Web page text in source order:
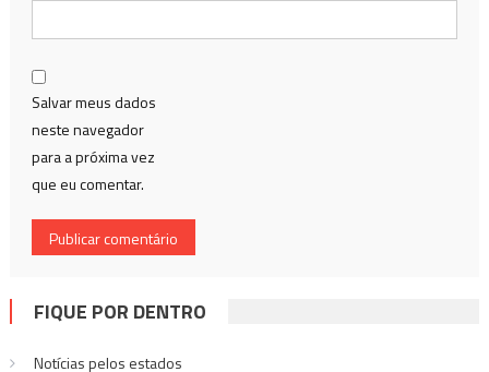
Salvar meus dados
neste navegador
para a próxima vez
que eu comentar.
FIQUE POR DENTRO
Notícias pelos estados